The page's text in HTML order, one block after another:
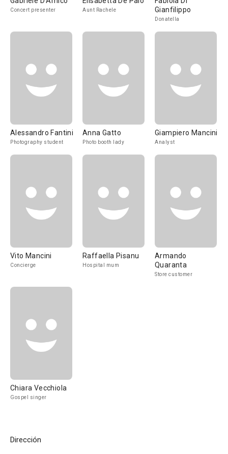
Concert presenter Aunt Rachele
Gianfilippo
Donatella
Alessandro Fantini
Photography student
Anna Gatto
Photo booth lady
Giampiero Mancini
Analyst
Vito Mancini
Concierge
Raffaella Pisanu
Hospital mum
Armando
Quaranta
Store customer
Chiara Vecchiola
Gospel singer
Dirección